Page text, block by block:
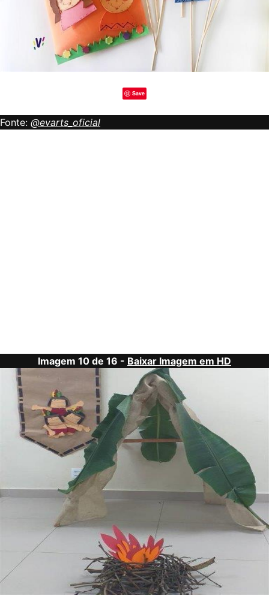
Save
Fonte: @evarts_oficial
Imagem 10 de 16 - Baixar Imagem em HD